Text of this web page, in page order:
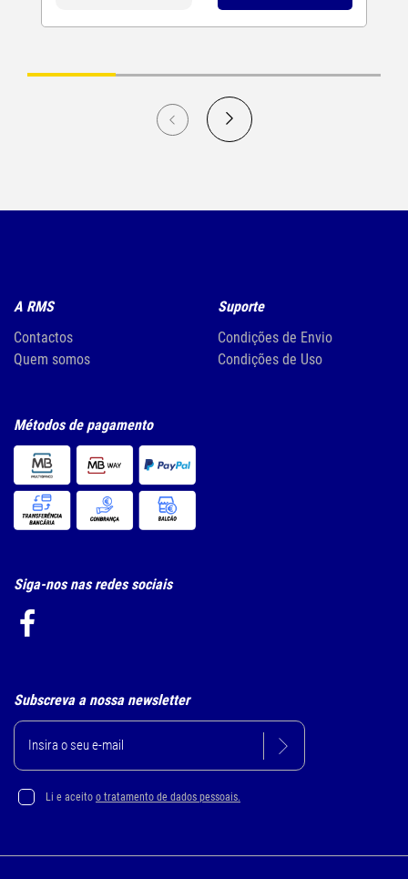
A RMS
Contactos
Quem somos
Suporte
Condições de Envio
Condições de Uso
Métodos de pagamento
Siga-nos nas redes sociais
Subscreva a nossa newsletter
Li e aceito o tratamento de dados pessoais.